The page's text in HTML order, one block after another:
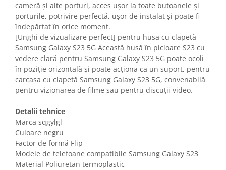
Gaming, Carti & Birotica
Birotica & Papetarie
Console, Jocuri & Accesorii
Ingrijire personala & Cosmetice
Accesorii aparate de ras electrice
Accesorii aparate hair styling
Aparate & Accesorii ingrijire
Aparate cosmetice
Articole Sanatate si Wellness
Consumabile sanitare
Cosmetice si produse ingrijire
personala
cameră și alte porturi, acces ușor la toate butoanele și
porturile, potrivire perfectă, ușor de instalat și poate fi
îndepărtat în orice moment.
[Unghi de vizualizare perfect] pentru husa cu clapetă
Samsung Galaxy S23 5G Această husă în picioare S23 cu
vedere clară pentru Samsung Galaxy S23 5G poate ocoli
în poziție orizontală și poate acționa ca un suport, pentru
carcasa cu clapetă Samsung Galaxy S23 5G, convenabilă
pentru vizionarea de filme sau pentru discuții video.
Detalii tehnice
Marca sqgylgl
Culoare negru
Factor de formă Flip
Modele de telefoane compatibile Samsung Galaxy S23
Material Poliuretan termoplastic